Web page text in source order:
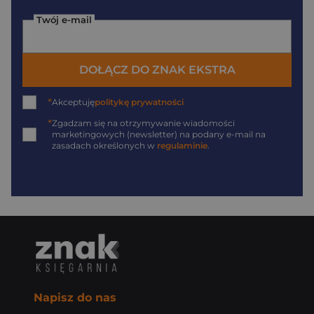
Twój e-mail
DOŁĄCZ DO ZNAK EKSTRA
*Akceptujępolitykę prywatności
*Zgadzam się na otrzymywanie wiadomości
marketingowych (newsletter) na podany e-mail na
zasadach określonych w regulaminie
Napisz do nas